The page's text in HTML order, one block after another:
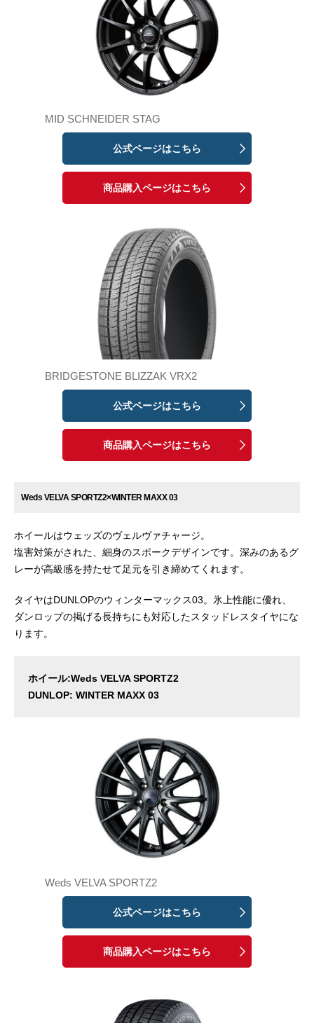
MID SCHNEIDER STAG
公式ページはこちら
商品購入ページはこちら
BRIDGESTONE BLIZZAK VRX2
公式ページはこちら
商品購入ページはこちら
Weds VELVA SPORTZ2×WINTER MAXX 03
ホイールはウェッズのヴェルヴァチャージ。
塩害対策がされた、細身のスポークデザインです。深みのあるグ
レーが高級感を持たせて足元を引き締めてくれます。
タイヤはDUNLOPのウィンターマックス03。氷上性能に優れ、
ダンロップの掲げる長持ちにも対応したスタッドレスタイヤにな
ります。
ホイール:Weds VELVA SPORTZ2
DUNLOP: WINTER MAXX 03
Weds VELVA SPORTZ2
公式ページはこちら
商品購入ページはこちら